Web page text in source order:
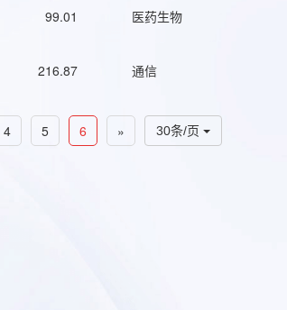
99.01 医药生物
216.87 通信
30条/页
4 5 6 »